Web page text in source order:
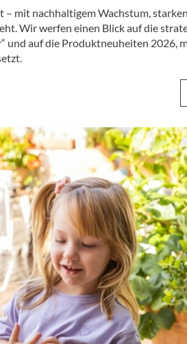
mit nachhaltigem Wachstum,
Wir werfen einen Blick auf die
und auf die Produktneuheiten 2026,